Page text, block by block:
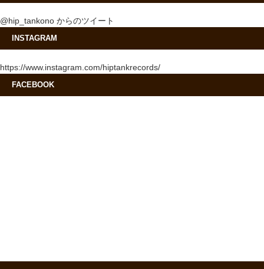
@hip_tankono からのツイート
INSTAGRAM
https://www.instagram.com/hiptankrecords/
FACEBOOK